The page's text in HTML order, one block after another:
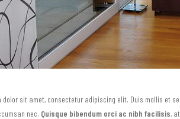
dolor sit amet, consectetur adipiscing elit. Duis mollis et
nec. Quisque bibendum orci ac nibh facilisis,